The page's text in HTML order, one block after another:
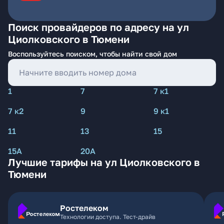
Поиск провайдеров по адресу на ул
Циолковского в Тюмени
Воспользуйтесь поиском, чтобы найти свой дом
1 7
7 к1
7 к2
9
9 к1
11
13
15
15А
20А
Лучшие тарифы на ул Циолковского в
Тюмени
Ростелеком
Технологии доступа. Тест-драйв